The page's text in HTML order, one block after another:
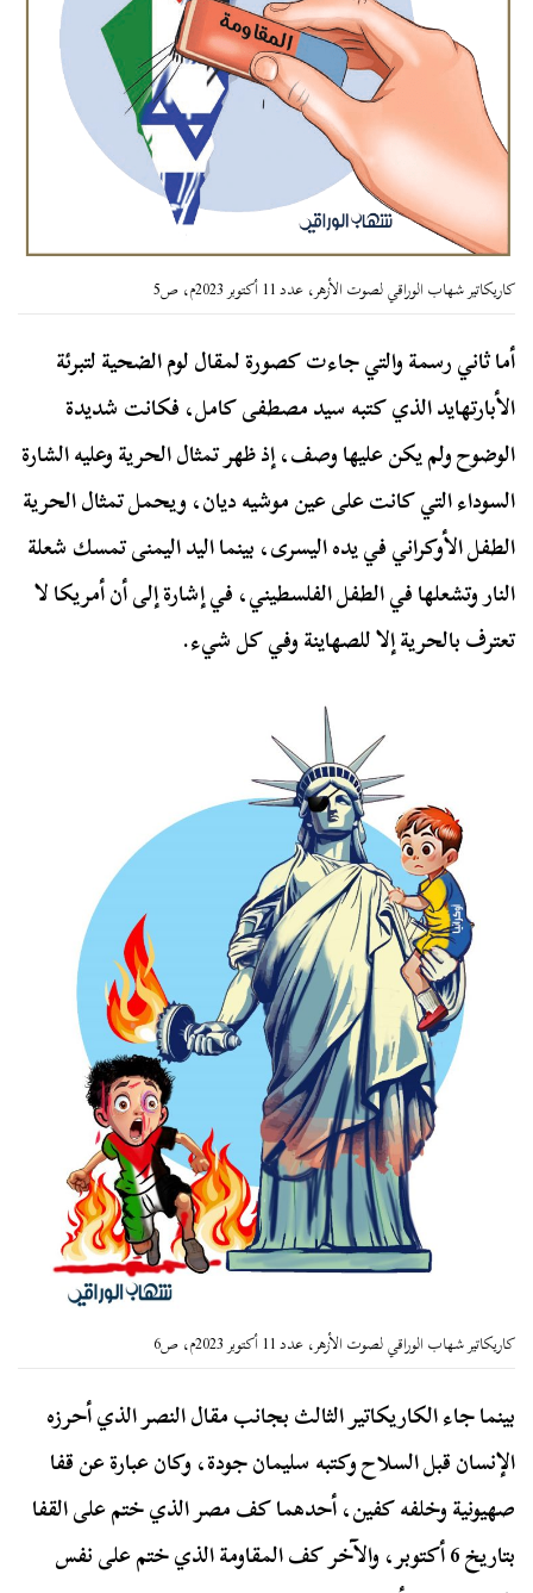
كاريكاتير شهاب الوراقي لصوت الأزهر، عدد 11 أكتوبر 2023م، ص5
أما ثاني رسمة والتي جاءت كصورة لمقال لوم الضحية لتبرئة
الأبارتهايد الذي كتبه سيد مصطفى كامل، فكانت شديدة
الوضوح ولم يكن عليها وصف، إذ ظهر تمثال الحرية وعليه الشارة
السوداء التي كانت على عين موشيه ديان، ويحمل تمثال الحرية
الطفل الأوكراني في يده اليسرى، بينما اليد اليمنى تمسك شعلة
النار وتشعلها في الطفل الفلسطيني، في إشارة إلى أن أمريكا لا
تعترف بالحرية إلا للصهاينة وفي كل شيء.
كاريكاتير شهاب الوراقي لصوت الأزهر، عدد 11 أكتوبر 2023م، ص6
بينما جاء الكاريكاتير الثالث بجانب مقال النصر الذي أحرزه
الإنسان قبل السلاح وكتبه سليمان جودة، وكان عبارة عن قفا
صهيونية وخلفه كفين، أحدهما كف مصر الذي ختم على القفا
بتاريخ 6 أكتوبر، والآخر كف المقاومة الذي ختم على نفس